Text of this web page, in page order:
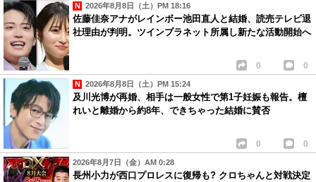
2026年8月8日（土）PM 18:16
佐藤佳奈アナがレインボー池田直人と結婚、読売テレビ退
社理由が判明。ツインプラネット所属し新たな活動開始へ
0 0
2026年8月8日（土）PM 15:24
及川光博が再婚、相手は一般女性で第1子妊娠も報告。檀
れいと離婚から約8年、できちゃった結婚に賛否
0 0
2026年8月7日（金）AM 0:28
長州小力が西口プロレスに復帰も? クロちゃんと対戦決定